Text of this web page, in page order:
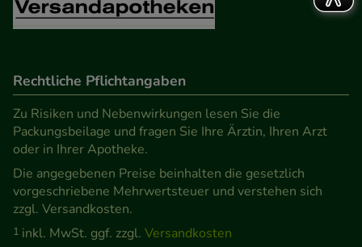
Rechtliche Pflichtangaben
Zu Risiken und Nebenwirkungen lesen Sie die
Packungsbeilage und fragen Sie Ihre Ärztin, Ihren Arzt
oder in Ihrer Apotheke.
Die angegebenen Preise beinhalten die gesetzlich
vorgeschriebene Mehrwertsteuer und verstehen sich
zzgl. Versandkosten.
1 inkl. MwSt. ggf. zzgl. Versandkosten